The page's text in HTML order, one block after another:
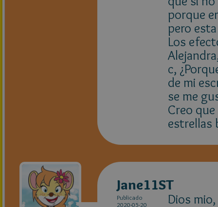
porque
pero
Los
c,
de mi
se me
Creo
estrellas
Jane11ST
Publicado
2020-05-20
Dios